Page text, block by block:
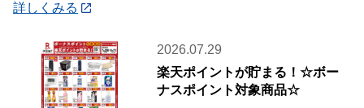
詳しくみる
2026.07.29
楽天ポイントが貯まる！☆ボー
ナスポイント対象商品☆